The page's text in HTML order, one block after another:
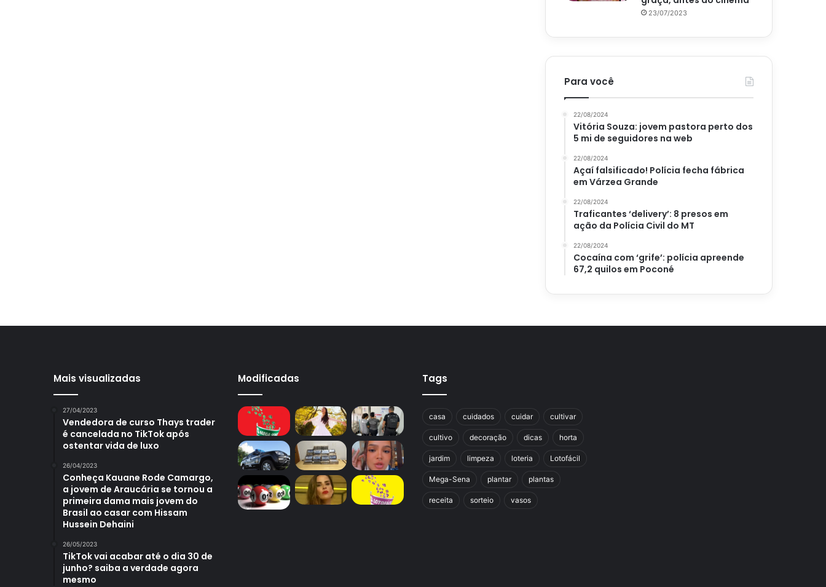
23/07/2023
Para você
22/08/2024
Vitória Souza: jovem pastora perto dos
5 mi de seguidores na web
22/08/2024
Açaí falsificado! Polícia fecha fábrica
em Várzea Grande
22/08/2024
Traficantes ‘delivery’: 8 presos em
ação da Polícia Civil do MT
22/08/2024
Cocaína com ‘grife’: polícia apreende
67,2 quilos em Poconé
Mais visualizadas
27/04/2023
Vendedora de curso Thays trader
é cancelada no TikTok após
ostentar vida de luxo
26/04/2023
Conheça Kauane Rode Camargo,
a jovem de Araucária se tornou a
primeira dama mais jovem do
Brasil ao casar com Hissam
Hussein Dehaini
26/05/2023
TikTok vai acabar até o dia 30 de
junho? saiba a verdade agora
mesmo
Modificadas Tags
casa cuidados cuidar cultivar
cultivo decoração dicas horta
jardim limpeza loteria Lotofácil
Mega-Sena plantar plantas
receita sorteio vasos